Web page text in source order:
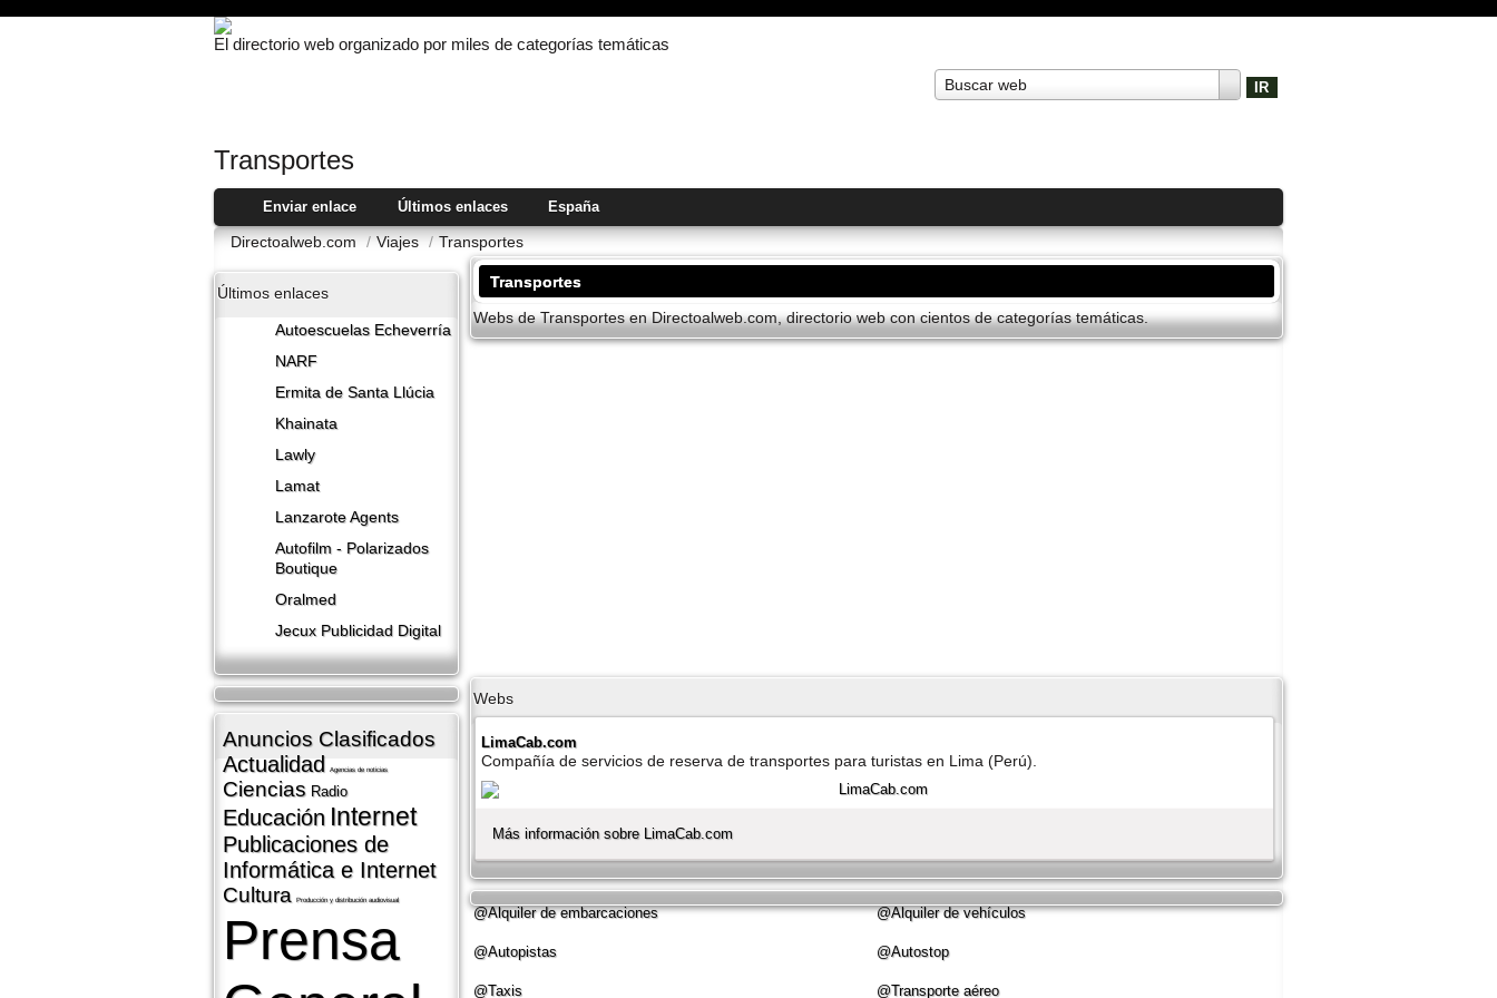
El directorio web organizado por miles de categorías temáticas
Buscar web
Transportes
Enviar enlace Últimos enlaces España
Directoalweb.com / Viajes / Transportes
Últimos enlaces
Autoescuelas Echeverría
NARF
Ermita de Santa Llúcia
Khainata
Lawly
Lamat
Lanzarote​ Agents
Autofilm - Polarizados
Boutique
Oralmed
Jecux Publicidad Digital
Anuncios Clasificados
Actualidad Agencias de noticias
Ciencias Radio
Educación Internet
Publicaciones de
Informática e Internet
Cultura Producción y distribución audiovisual
Prensa
Transportes
Webs de Transportes en Directoalweb.com, directorio web con cientos de categorí­as temáticas.
Webs
LimaCab.com
Compañí­a de servicios de reserva de transportes para turistas en Lima (Perú).
Más información sobre LimaCab.com
@Alquiler de embarcaciones @Alquiler de vehí­culos
@Autopistas @Autostop
@Taxis @Transporte aéreo